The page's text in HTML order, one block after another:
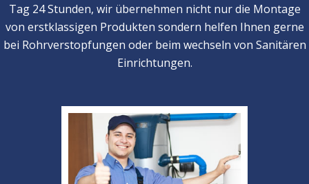
Tag 24 Stunden, wir übernehmen nicht nur die Montage
von erstklassigen Produkten sondern helfen Ihnen gerne
bei Rohrverstopfungen oder beim wechseln von Sanitären
Einrichtungen.